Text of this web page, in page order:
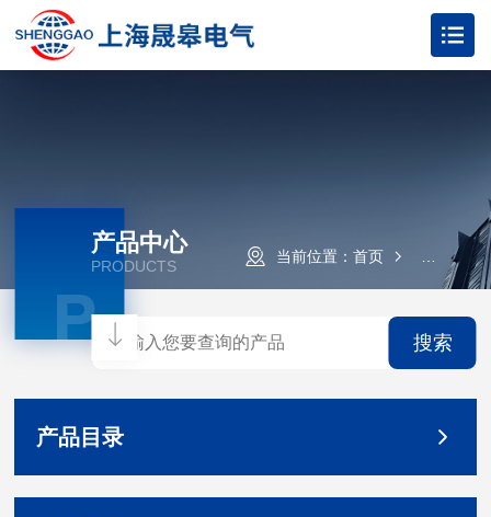
当前位置： 首页 产品中心
P
产品中心
PRODUCTS
搜索
产品目录